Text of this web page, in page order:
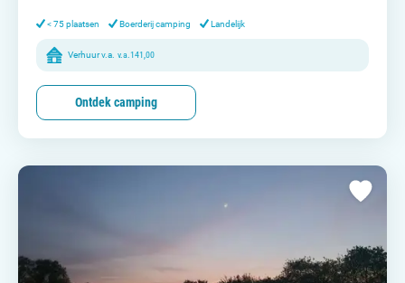
< 75 plaatsen Boerderij camping Landelijk
Verhuur v.a. v.a.141,00
Ontdek camping